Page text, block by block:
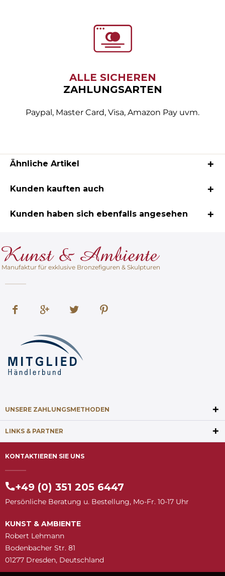
ALLE SICHEREN
ZAHLUNGSARTEN
Paypal, Master Card, Visa, Amazon Pay uvm.
Ähnliche Artikel
Kunden kauften auch
Kunden haben sich ebenfalls angesehen
Manufaktur für exklusive Bronzefiguren & Skulpturen
UNSERE ZAHLUNGSMETHODEN
LINKS & PARTNER
KONTAKTIEREN SIE UNS
+49 (0) 351 205 6447
Persönliche Beratung u. Bestellung, Mo-Fr. 10-17 Uhr
KUNST & AMBIENTE
Robert Lehmann
Bodenbacher Str. 81
01277 Dresden, Deutschland